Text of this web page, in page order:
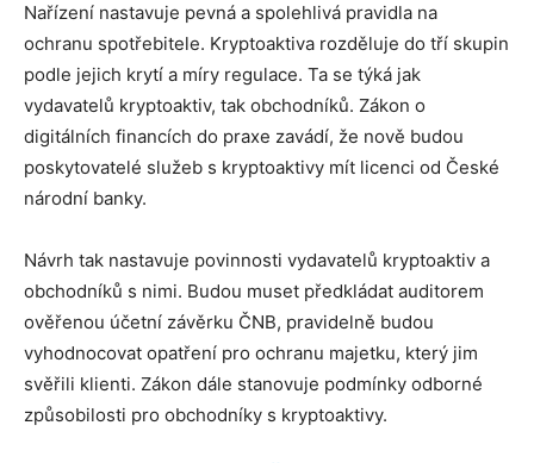
Nařízení nastavuje pevná a spolehlivá pravidla na
ochranu spotřebitele. Kryptoaktiva rozděluje do tří skupin
podle jejich krytí a míry regulace. Ta se týká jak
vydavatelů kryptoaktiv, tak obchodníků. Zákon o
digitálních financích do praxe zavádí, že nově budou
poskytovatelé služeb s kryptoaktivy mít licenci od České
národní banky.
Návrh tak nastavuje povinnosti vydavatelů kryptoaktiv a
obchodníků s nimi. Budou muset předkládat auditorem
ověřenou účetní závěrku ČNB, pravidelně budou
vyhodnocovat opatření pro ochranu majetku, který jim
svěřili klienti. Zákon dále stanovuje podmínky odborné
způsobilosti pro obchodníky s kryptoaktivy.